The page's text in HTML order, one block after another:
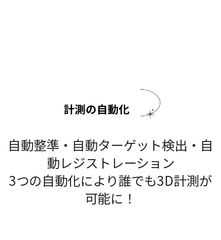
自動整準・自動ターゲット検出・自
動レジストレーション
3つの自動化により誰でも3D計測が
可能に！